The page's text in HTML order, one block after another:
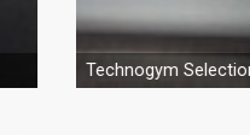
Technogym